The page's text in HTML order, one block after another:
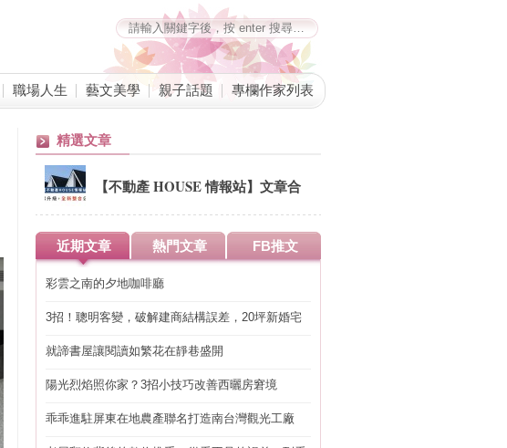
職場人生 藝文美學 親子話題 專欄作家列表
精選文章
【不動產 HOUSE 情報站】文章合
併公告
近期文章 熱門文章 FB推文
彩雲之南的夕地咖啡廳
3招！聰明客變，破解建商結構誤差，20坪新婚宅
就諦書屋讓閱讀如繁花在靜巷盛開
陽光烈焰照你家？3招小技巧改善西曬房窘境
乖乖進駐屏東在地農產聯名打造南台灣觀光工廠